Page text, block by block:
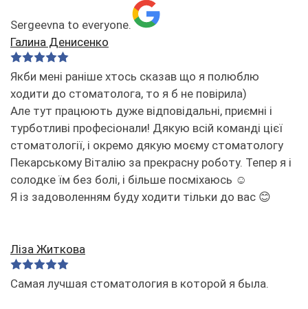
Sergeevna to everyone.
Галина Денисенко
Якби мені раніше хтось сказав що я полюблю
ходити до стоматолога, то я б не повірила)
Але тут працюють дуже відповідальні, приємні і
турботливі професіонали! Дякую всій команді цієї
стоматології, і окремо дякую моєму стоматологу
Пекарському Віталію за прекрасну роботу. Тепер я і
солодке їм без болі, і більше посміхаюсь ☺️
Я із задоволенням буду ходити тільки до вас 😊
Ліза Житкова
Самая лучшая стоматология в которой я была.